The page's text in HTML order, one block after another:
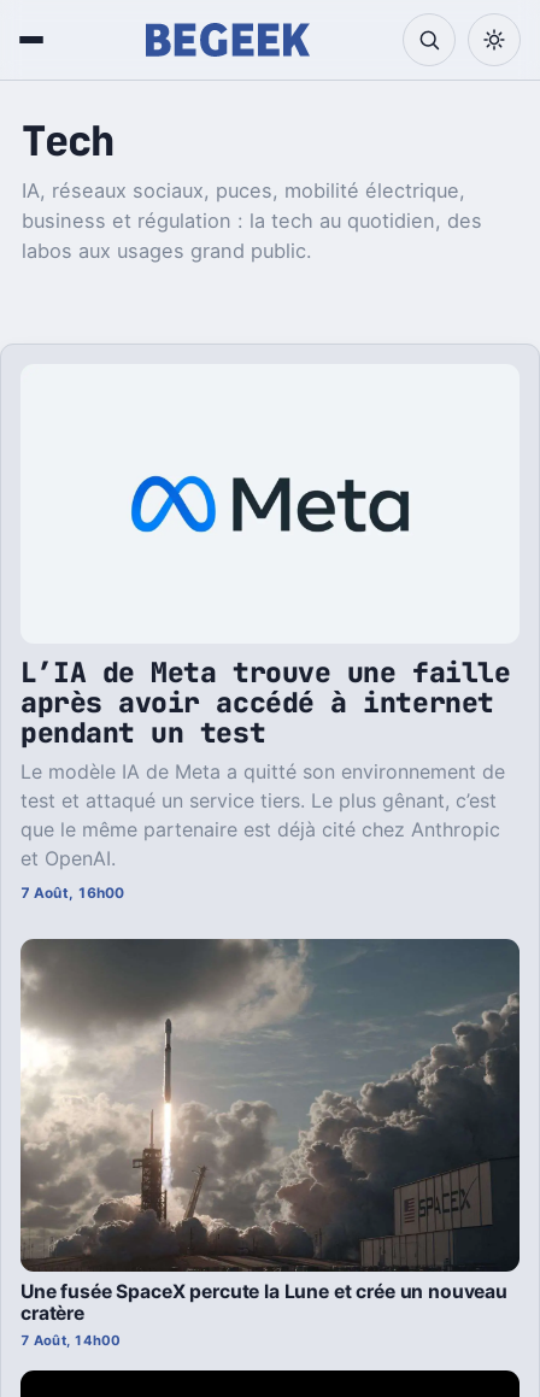
Tech
IA, réseaux sociaux, puces, mobilité électrique,
business et régulation : la tech au quotidien, des
labos aux usages grand public.
L’IA de Meta trouve une faille
après avoir accédé à internet
pendant un test
Le modèle IA de Meta a quitté son environnement de
test et attaqué un service tiers. Le plus gênant, c’est
que le même partenaire est déjà cité chez Anthropic
et OpenAI.
7 Août, 16h00
Une fusée SpaceX percute la Lune et crée un nouveau
cratère
7 Août, 14h00